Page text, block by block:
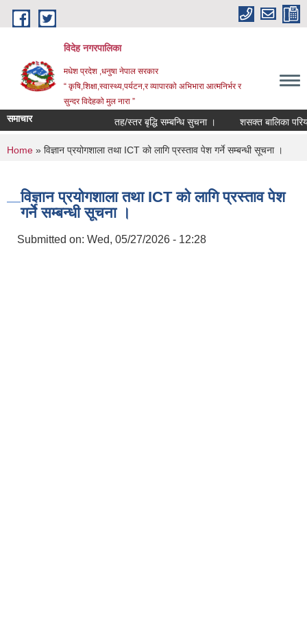
Skip to main content
विदेह नगरपालिका
मधेश प्रदेश ,धनुषा नेपाल सरकार
“ कृषि,शिक्षा,स्वास्थ्य,पर्यटन,र व्यापारको अभिभारा आत्मनिर्भर र
सुन्दर विदेहको मुल नारा ”
समाचार तह/स्तर बृद्धि सम्बन्धि सुचना । शसक्त बालिका
You are here
Home » विज्ञान प्रयोगशाला तथा ICT को लागि प्रस्ताव पेश गर्ने सम्बन्धी सूचना ।
विज्ञान प्रयोगशाला तथा ICT को लागि प्रस्ताव पेश
गर्ने सम्बन्धी सूचना ।
Submitted on: Wed, 05/27/2026 - 12:28